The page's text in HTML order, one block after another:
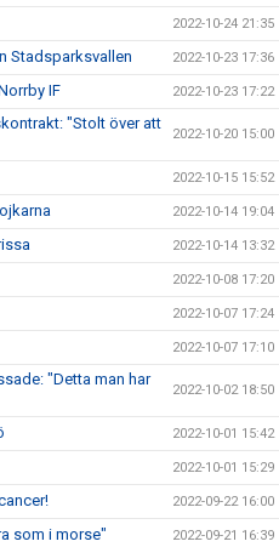
2022-10-24 21:35
Stadsparksvallen 2022-10-23 17:36
IF 2022-10-23 17:22
"Stolt över att
2022-10-20 15:00
2022-10-15 15:52
2022-10-14 19:04
2022-10-14 13:32
2022-10-08 17:20
2022-10-07 17:24
2022-10-07 17:10
"Detta man har
2022-10-02 18:50
2022-10-01 15:42
2022-10-01 15:29
2022-09-22 16:00
som i morse" 2022-09-21 16:39